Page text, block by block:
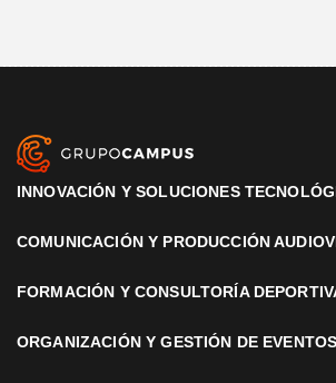
INNOVACIÓN Y SOLUCIONES
COMUNICACIÓN Y PRODUCCIÓN
FORMACIÓN Y CONSULTORÍA
ORGANIZACIÓN Y GESTIÓN DE EVENTOS